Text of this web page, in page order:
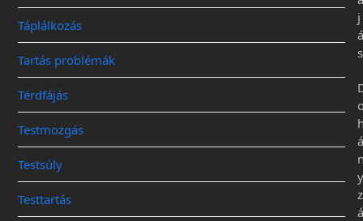
Táplálkozás
Tartás problémák
Térdfájás
Testmozgás
Testsúly
Testtartás
j
á
s
á
y
z
á